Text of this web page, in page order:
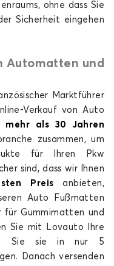
für
für
SUZUKI
für
TOYOTA
VOLVO
ohne dass Sie
Sicherheit eingehen
Automatten und
Marktführer
Verkauf von Auto
mehr als 30 Jahren
zusammen, um
für Ihren Pkw
sind, dass wir Ihnen
Preis anbieten,
Auto Fußmatten
für Gummimatten und
Sie mit Lovauto Ihre
Sie sie in nur 5
Danach versenden